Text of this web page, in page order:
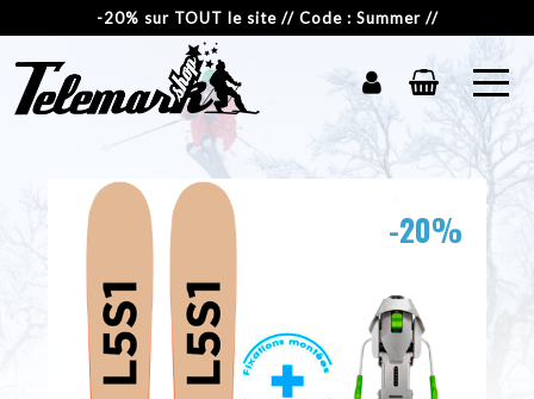
-20% sur TOUT le site // Code : Summer //
-20%